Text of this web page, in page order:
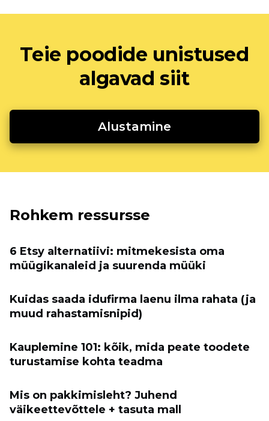
Teie poodide unistused
algavad siit
Alustamine
Rohkem ressursse
6 Etsy alternatiivi: mitmekesista oma
müügikanaleid ja suurenda müüki
Kuidas saada idufirma laenu ilma rahata (ja
muud rahastamisnipid)
Kauplemine 101: kõik, mida peate toodete
turustamise kohta teadma
Mis on pakkimisleht? Juhend
väikeettevõttele + tasuta mall